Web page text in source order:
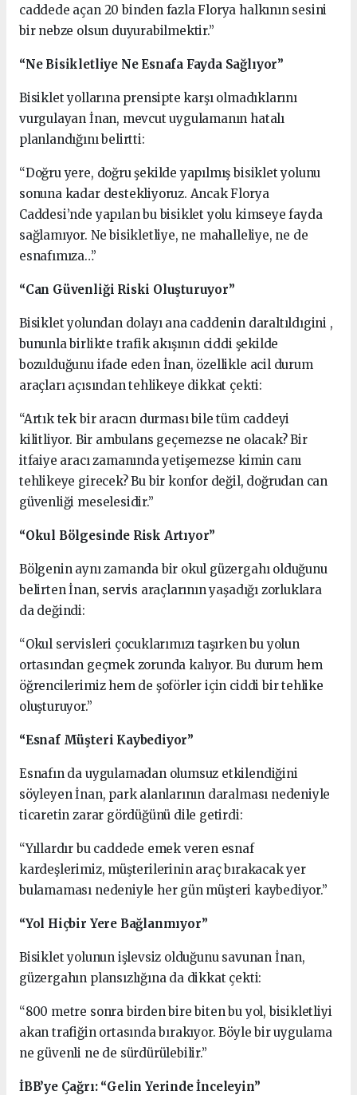
caddede açan 20 binden fazla Florya halkının sesini
bir nebze olsun duyurabilmektir.”
“Ne Bisikletliye Ne Esnafa Fayda Sağlıyor”
Bisiklet yollarına prensipte karşı olmadıklarını
vurgulayan İnan, mevcut uygulamanın hatalı
planlandığını belirtti:
“Doğru yere, doğru şekilde yapılmış bisiklet yolunu
sonuna kadar destekliyoruz. Ancak Florya
Caddesi’nde yapılan bu bisiklet yolu kimseye fayda
sağlamıyor. Ne bisikletliye, ne mahalleliye, ne de
esnafımıza…”
“Can Güvenliği Riski Oluşturuyor”
Bisiklet yolundan dolayı ana caddenin daraltıldıgini ,
bununla birlikte trafik akışının ciddi şekilde
bozulduğunu ifade eden İnan, özellikle acil durum
araçları açısından tehlikeye dikkat çekti:
“Artık tek bir aracın durması bile tüm caddeyi
kilitliyor. Bir ambulans geçemezse ne olacak? Bir
itfaiye aracı zamanında yetişemezse kimin canı
tehlikeye girecek? Bu bir konfor değil, doğrudan can
güvenliği meselesidir.”
“Okul Bölgesinde Risk Artıyor”
Bölgenin aynı zamanda bir okul güzergahı olduğunu
belirten İnan, servis araçlarının yaşadığı zorluklara
da değindi:
“Okul servisleri çocuklarımızı taşırken bu yolun
ortasından geçmek zorunda kalıyor. Bu durum hem
öğrencilerimiz hem de şoförler için ciddi bir tehlike
oluşturuyor.”
“Esnaf Müşteri Kaybediyor”
Esnafın da uygulamadan olumsuz etkilendiğini
söyleyen İnan, park alanlarının daralması nedeniyle
ticaretin zarar gördüğünü dile getirdi:
“Yıllardır bu caddede emek veren esnaf
kardeşlerimiz, müşterilerinin araç bırakacak yer
bulamaması nedeniyle her gün müşteri kaybediyor.”
“Yol Hiçbir Yere Bağlanmıyor”
Bisiklet yolunun işlevsiz olduğunu savunan İnan,
güzergahın plansızlığına da dikkat çekti:
“800 metre sonra birden bire biten bu yol, bisikletliyi
akan trafiğin ortasında bırakıyor. Böyle bir uygulama
ne güvenli ne de sürdürülebilir.”
İBB’ye Çağrı: “Gelin Yerinde İnceleyin”